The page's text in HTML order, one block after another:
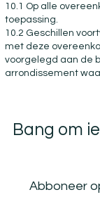
10.1 Op alle
toepassing.
10.2 Geschillen
met deze
voorgelegd aan de
arrondissement
Bang om
Abboneer